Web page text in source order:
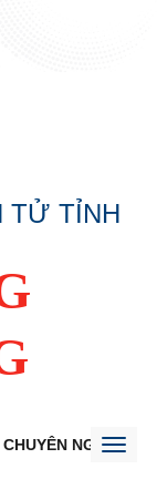
TỬ TỈNH
NGÀNH